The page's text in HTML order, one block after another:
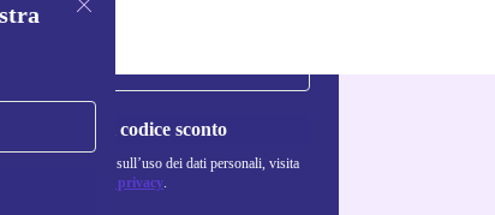
Richiedi codice sconto
informazioni sull’uso dei dati personali, visita
Normativa sulla privacy.